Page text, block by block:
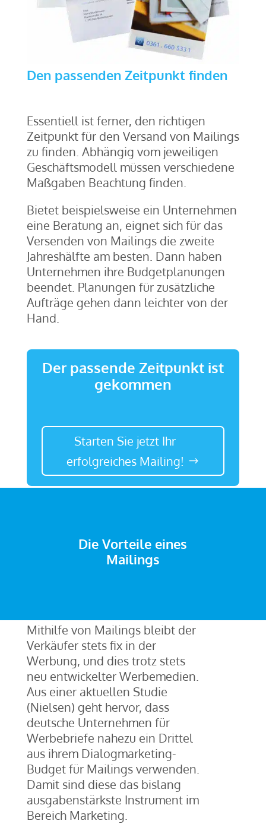
Den passenden Zeitpunkt finden
Essentiell ist ferner, den richtigen
Zeitpunkt für den Versand von Mailings
zu finden. Abhängig vom jeweiligen
Geschäftsmodell müssen verschiedene
Maßgaben Beachtung finden.
Bietet beispielsweise ein Unternehmen
eine Beratung an, eignet sich für das
Versenden von Mailings die zweite
Jahreshälfte am besten. Dann haben
Unternehmen ihre Budgetplanungen
beendet. Planungen für zusätzliche
Aufträge gehen dann leichter von der
Hand.
Der passende Zeitpunkt ist
gekommen
Starten Sie jetzt Ihr
erfolgreiches Mailing!
Die Vorteile eines
Mailings
Mithilfe von Mailings bleibt der
Verkäufer stets fix in der
Werbung, und dies trotz stets
neu entwickelter Werbemedien.
Aus einer aktuellen Studie
(Nielsen) geht hervor, dass
deutsche Unternehmen für
Werbebriefe nahezu ein Drittel
aus ihrem Dialogmarketing-
Budget für Mailings verwenden.
Damit sind diese das bislang
ausgabenstärkste Instrument im
Bereich Marketing.